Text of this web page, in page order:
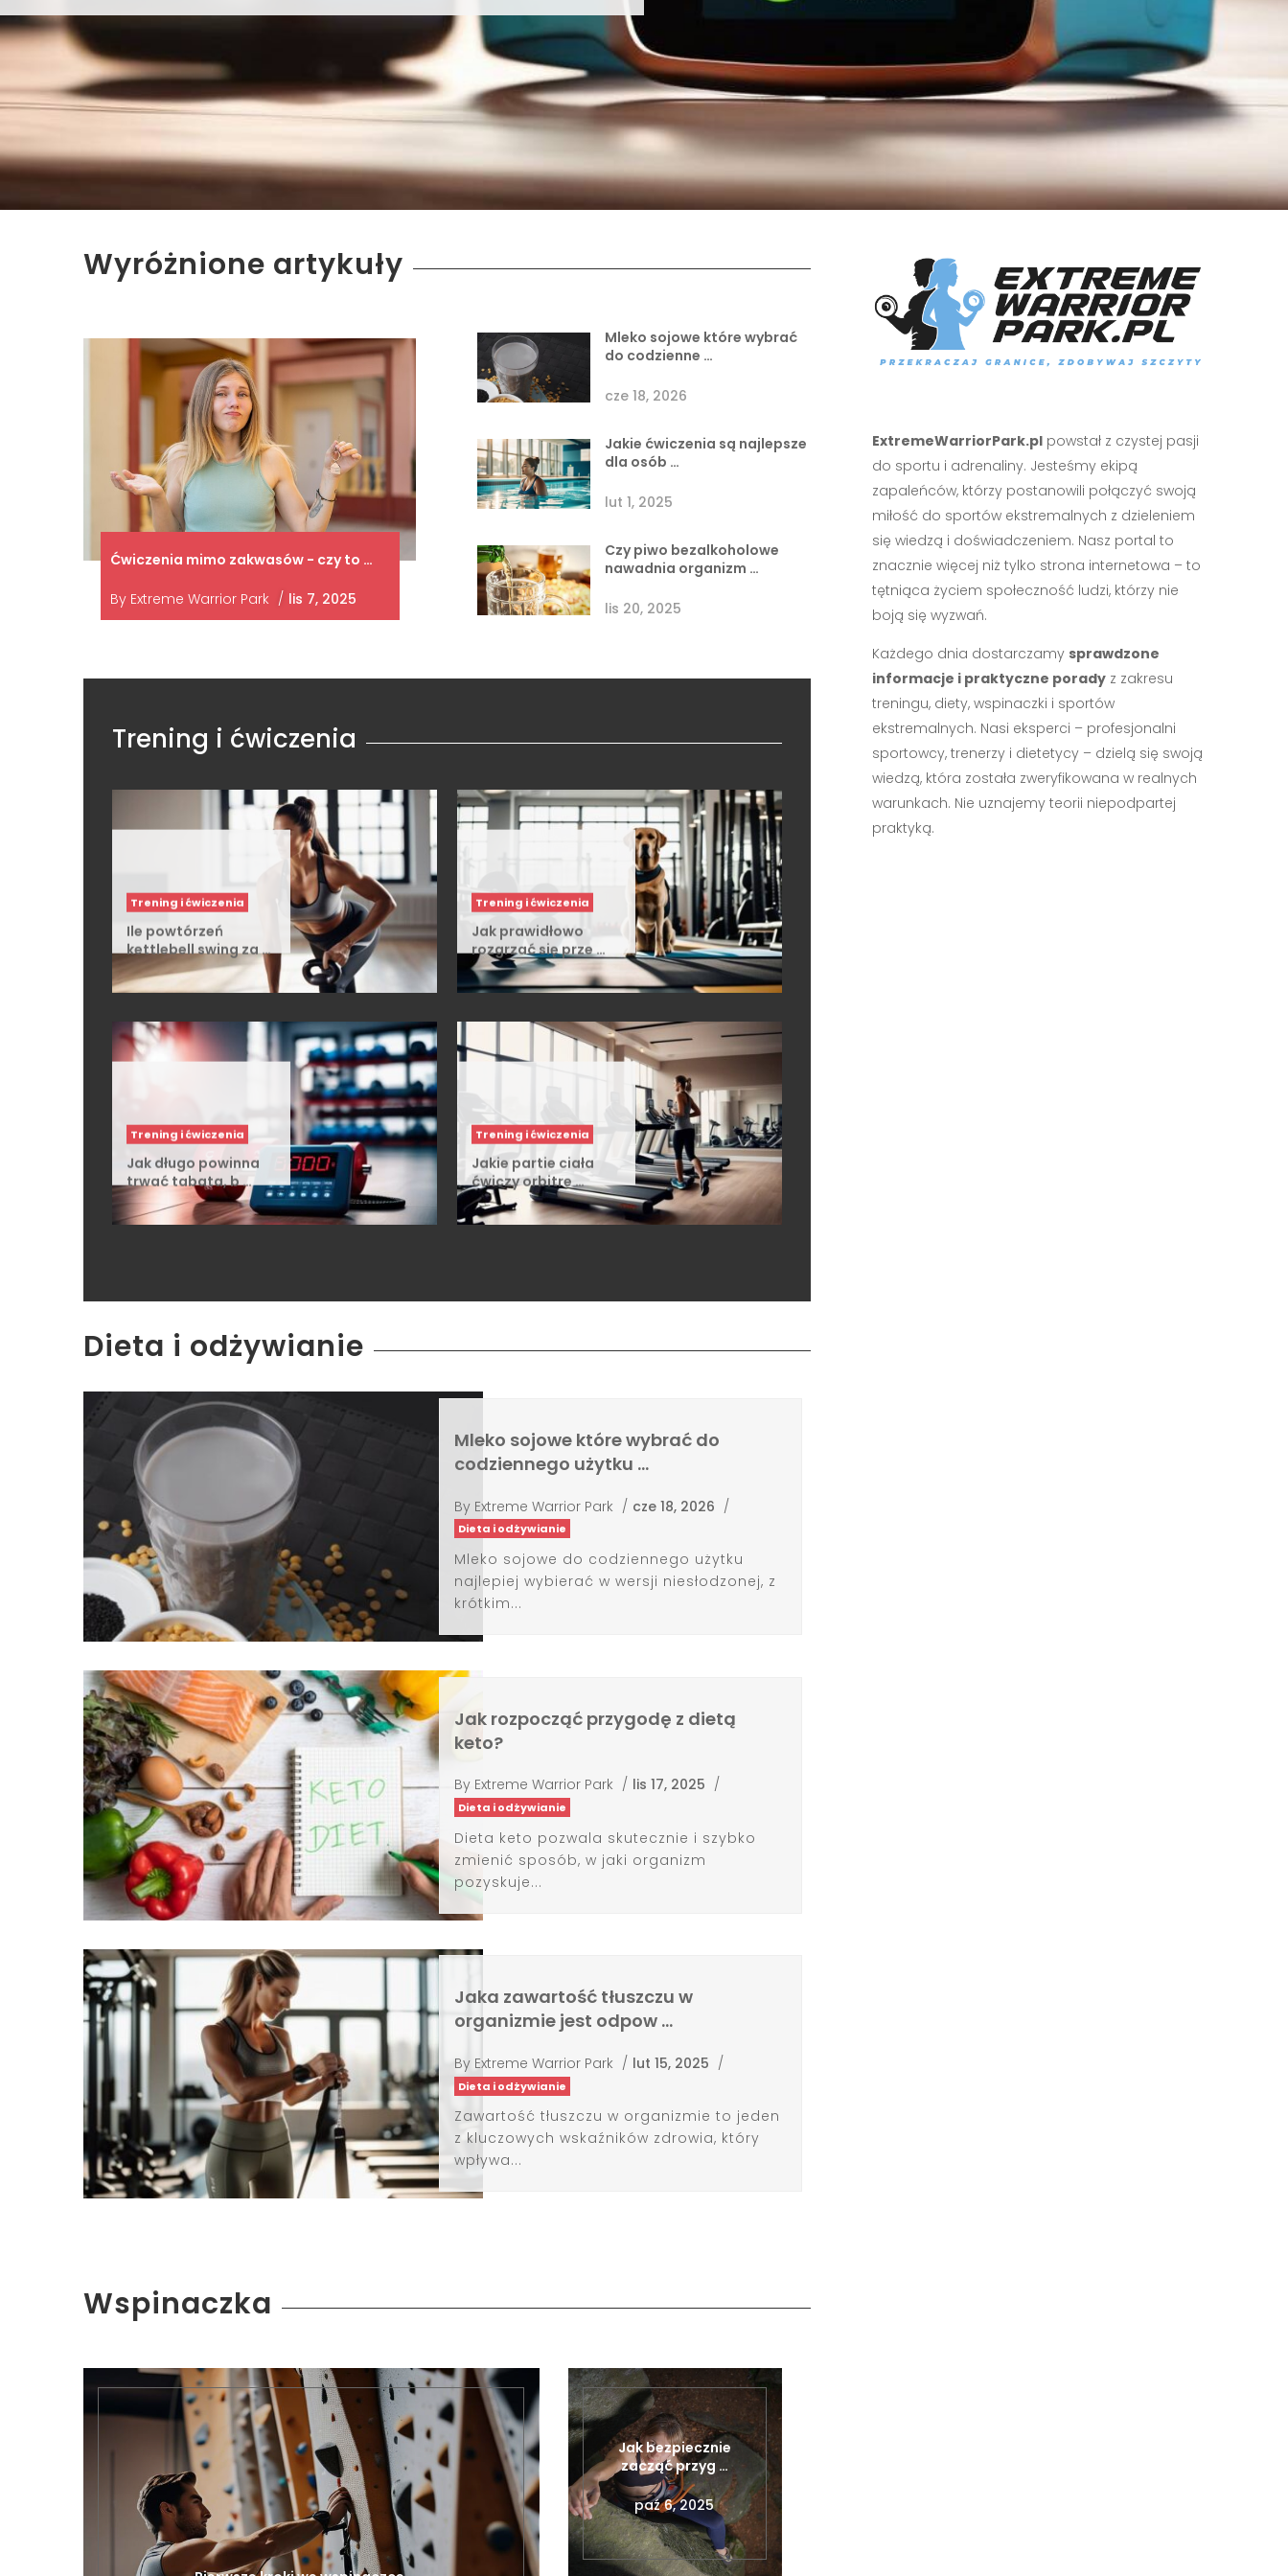
Wyróżnione artykuły
Ćwiczenia mimo zakwasów - czy to …
By Extreme Warrior Park / lis 7, 2025
Mleko sojowe które wybrać
do codzienne …
cze 18, 2026
Jakie ćwiczenia są najlepsze
dla osób …
lut 1, 2025
Czy piwo bezalkoholowe
nawadnia organizm …
lis 20, 2025
Trening i ćwiczenia
Trening i ćwiczenia
Ile powtórzeń
kettlebell swing za …
Trening i ćwiczenia
Jak prawidłowo
rozgrzać się prze …
Trening i ćwiczenia
Jak długo powinna
trwać tabata, b …
Trening i ćwiczenia
Jakie partie ciała
ćwiczy orbitre …
Dieta i odżywianie
Mleko sojowe które wybrać do
codziennego użytku …
By Extreme Warrior Park / cze 18, 2026 /
Dieta i odżywianie
Mleko sojowe do codziennego użytku
najlepiej wybierać w wersji niesłodzonej, z
krótkim...
Jak rozpocząć przygodę z dietą
keto?
By Extreme Warrior Park / lis 17, 2025 /
Dieta i odżywianie
Dieta keto pozwala skutecznie i szybko
zmienić sposób, w jaki organizm
pozyskuje...
Jaka zawartość tłuszczu w
organizmie jest odpow …
By Extreme Warrior Park / lut 15, 2025 /
Dieta i odżywianie
Zawartość tłuszczu w organizmie to jeden
z kluczowych wskaźników zdrowia, który
wpływa...
Wspinaczka
Jak bezpiecznie
zacząć przyg …
paź 6, 2025
ExtremeWarriorPark.plpowstał z czystej pasji
do sportu i adrenaliny. Jesteśmy ekipą
zapaleńców, którzy postanowili połączyć swoją
miłość do sportów ekstremalnych z dzieleniem
się wiedzą i doświadczeniem. Nasz portal to
znacznie więcej niż tylko strona internetowa – to
tętniąca życiem społeczność ludzi, którzy nie
boją się wyzwań.
Każdego dnia dostarczamy sprawdzone
informacje i praktyczne poradyz zakresu
treningu, diety, wspinaczki i sportów
ekstremalnych. Nasi eksperci – profesjonalni
sportowcy, trenerzy i dietetycy – dzielą się swoją
wiedzą, która została zweryfikowana w realnych
warunkach. Nie uznajemy teorii niepodpartej
praktyką.